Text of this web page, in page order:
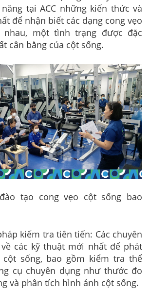
tại ACC những kiến thức và
để nhận biết các dạng cong vẹo
nhau, một tình trạng được đặc
cân bằng của cột sống.
tạo cong vẹo cột sống bao
kiểm tra tiên tiến: Các chuyên
các kỹ thuật mới nhất để phát
cột sống, bao gồm kiểm tra thể
cụ chuyên dụng như thước đo
và phân tích hình ảnh cột sống.